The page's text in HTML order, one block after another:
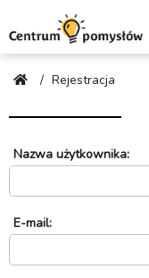
/ Rejestracja
Nazwa użytkownika:
E-mail: